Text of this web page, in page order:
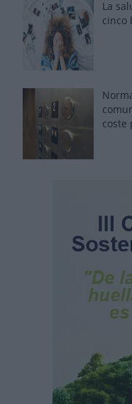
La
cinco
coste